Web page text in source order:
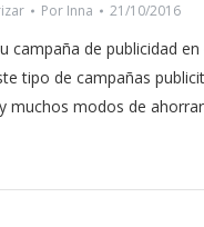
Por Inna 21/10/2016
campaña de publicidad
tipo de campañas
muchos modos de